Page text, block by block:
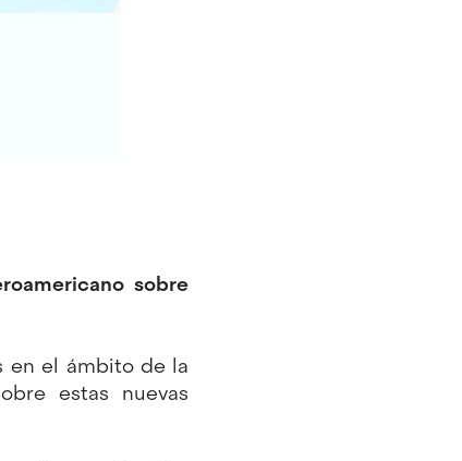
sobre
en el ámbito de la
estas nuevas